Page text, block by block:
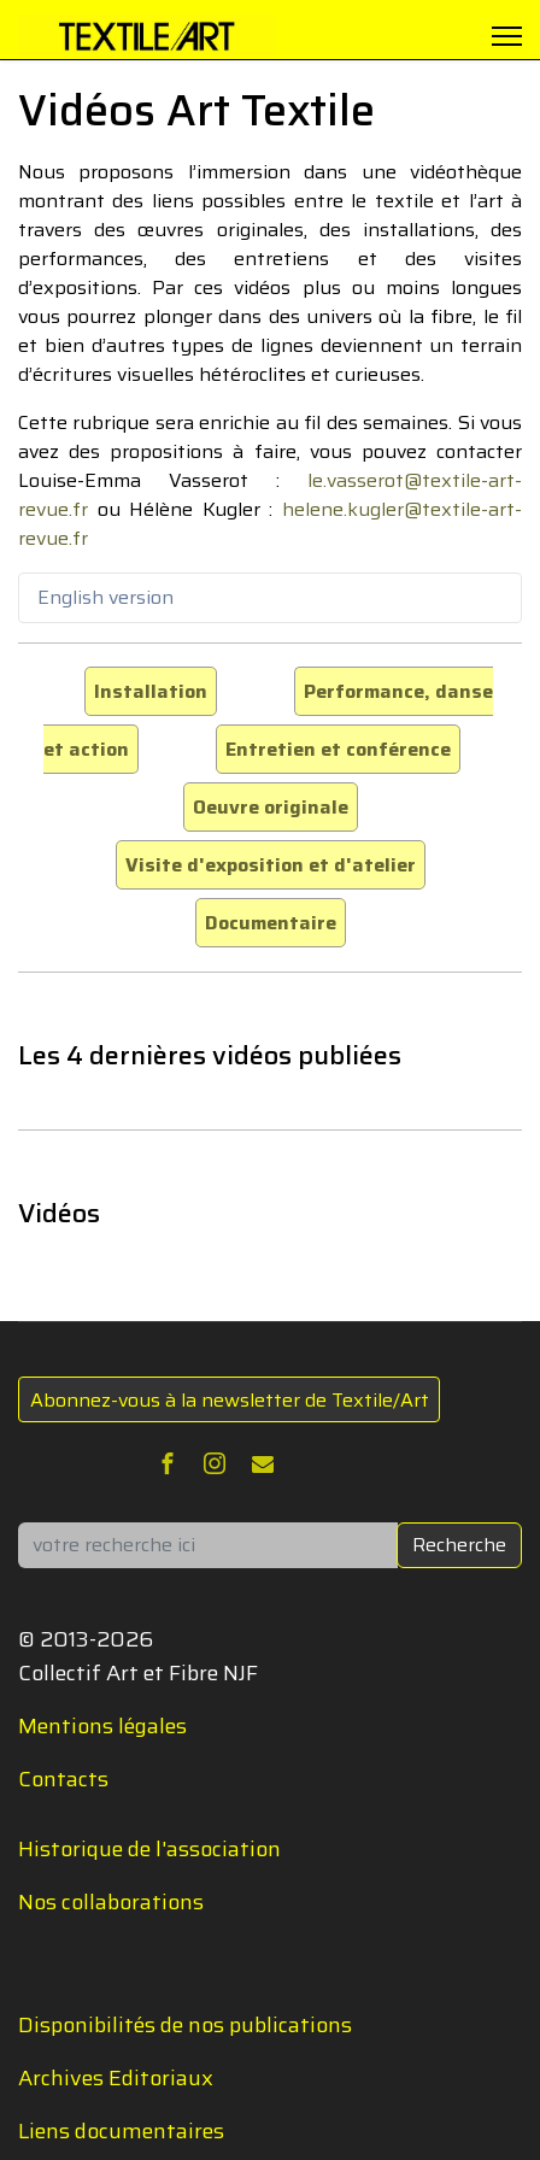
Vidéos Art Textile
Nous proposons l’immersion dans une vidéothèque
montrant des liens possibles entre le textile et l’art à
travers des œuvres originales, des installations, des
performances, des entretiens et des visites
d’expositions. Par ces vidéos plus ou moins longues
vous pourrez plonger dans des univers où la fibre, le fil
et bien d’autres types de lignes deviennent un terrain
d’écritures visuelles hétéroclites et curieuses.
Cette rubrique sera enrichie au fil des semaines. Si vous
avez des propositions à faire, vous pouvez contacter
Louise-Emma Vasserot : le.vasserot@textile-art-
revue.fr ou Hélène Kugler : helene.kugler@textile-art-
revue.fr
English version
Installation
Performance, danse
et action
Entretien et conférence
Oeuvre originale
Visite d'exposition et d'atelier
Documentaire
Les 4 dernières vidéos publiées
Vidéos
Abonnez-vous à la newsletter de Textile/Art
Rechercher Recherche
© 2013-2026
Collectif Art et Fibre NJF
Mentions légales
Contacts
Historique de l'association
Nos collaborations
Disponibilités de nos publications
Archives Editoriaux
Liens documentaires